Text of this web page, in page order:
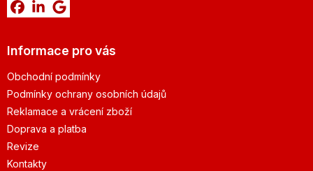
Informace pro vás
Obchodní podmínky
Podmínky ochrany osobních údajů
Reklamace a vrácení zboží
Doprava a platba
Revize
Kontakty